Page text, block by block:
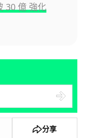
30 億 強化
分享